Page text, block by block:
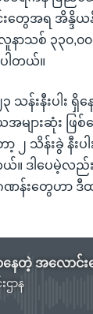
တွေအရ အိန္ဒိယ
ာသစ် ၃၃၀,၀၀
ါတယ်။
သန်းနီးပါး ရှိ
ျားဆုံး ဖြစ်
သိန်းခွဲ နီးပါ
ယ်။ ဒါပေမဲ့လ
ဏန်းတွေဟာ ဒီ
ာန
source